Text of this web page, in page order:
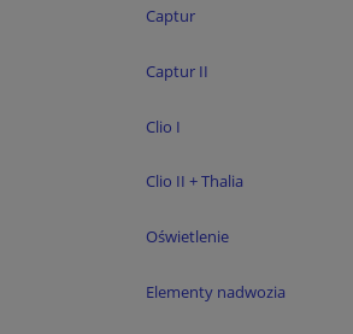
Captur
Captur II
Clio I
Clio II + Thalia
Oświetlenie
Elementy nadwozia